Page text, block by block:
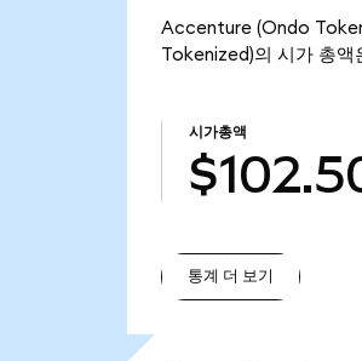
Accenture (Ondo
Tokenized)의 시가 총액
시가총액
통계 더 보기